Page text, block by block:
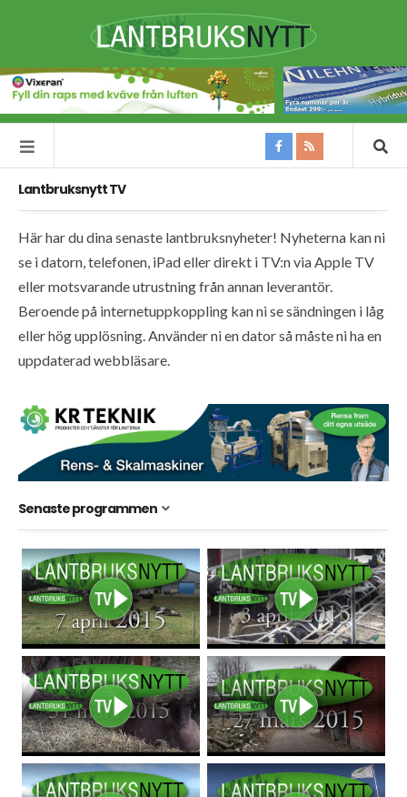
Lantbruksnytt TV
Här har du dina senaste lantbruksnyheter! Nyheterna kan ni
se i datorn, telefonen, iPad eller direkt i TV:n via Apple TV
eller motsvarande utrustning från annan leverantör.
Beroende på internetuppkoppling kan ni se sändningen i låg
eller hög upplösning. Använder ni en dator så måste ni ha en
uppdaterad webbläsare.
Senaste programmen